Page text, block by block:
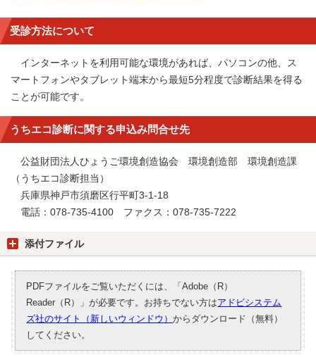
受診方法について
インターネットを利用可能な環境があれば、パソコンの他、ス
マートフォンやタブレット端末から最短5分程度で診断結果を得る
ことが可能です。
うちエコ診断に関する申込み問合せ先
公益財団法人ひょうご環境創造協会 環境創造部 環境創造課
（うちエコ診断担当）
兵庫県神戸市須磨区行平町3-1-18
電話：078-735-4100 ファクス：078-735-7222
添付ファイル
PDFファイルをご覧いただくには、「Adobe（R）
Reader（R）」が必要です。お持ちでない方はアドビシステム
ズ社のサイト（新しいウィンドウ）からダウンロード（無料）
してください。